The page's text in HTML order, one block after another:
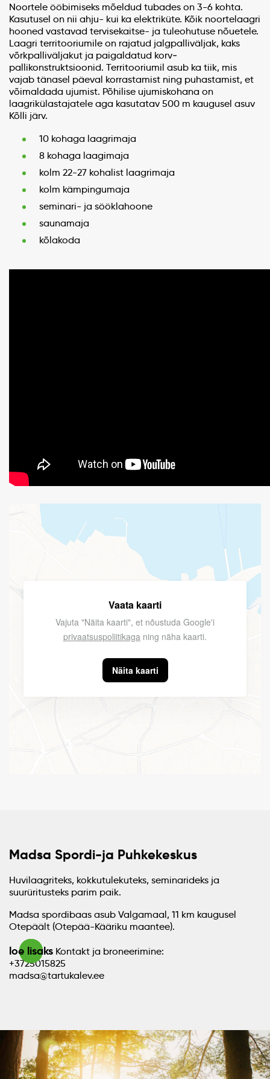
Noortele ööbimiseks mõeldud tubades on 3-6 kohta.
Kasutusel on nii ahju- kui ka elektriküte. Kõik noortelaagri
hooned vastavad tervisekaitse- ja tuleohutuse nõuetele.
Laagri territooriumile on rajatud jalgpalliväljak, kaks
võrkpalliväljakut ja paigaldatud korv­
pallikonstruktsioonid. Territooriumil asub ka tiik, mis
vajab tänasel päeval korrastamist ning puhastamist, et
võimaldada ujumist. Põhilise ujumiskohana on
laagrikülastajatele aga kasu­tatav 500 m kaugusel asuv
Kõlli järv.
10 kohaga laagrimaja
8 kohaga laagimaja
kolm 22-27 kohalist laagrimaja
kolm kämpingumaja
seminari- ja sööklahoone
sauna­maja
kõlakoda
Vaata kaarti
Vajuta "Näita kaarti", et nõustuda Google'i
privaatsuspoliitikaga ning näha kaarti.
Näita kaarti
Madsa Spordi-ja Puhkekeskus
Huvilaagriteks, kokkutulekuteks, seminarideks ja
suurüritusteks parim paik.
Madsa spordibaas asub Valgamaal, 11 km kaugusel
Otepäält (Otepää-Kääriku maantee).
loe lisaks Kontakt ja broneerimine:
+3725015825
madsa@tartukalev.ee